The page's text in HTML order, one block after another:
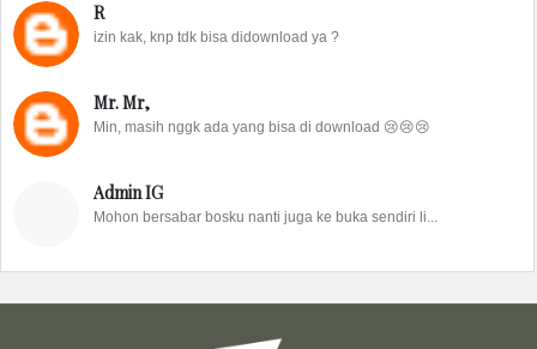
R
izin kak, knp tdk bisa didownload ya ?
Mr. Mr,
Min, masih nggk ada yang bisa di download 😢😢😢
Admin IG
Mohon bersabar bosku nanti juga ke buka sendiri li...